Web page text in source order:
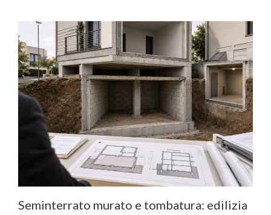
Seminterrato murato e tombatura: edilizia